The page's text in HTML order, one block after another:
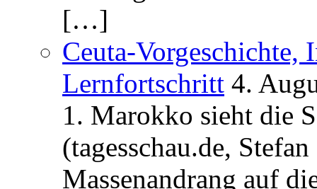
[…]
Ceuta-Vorgeschichte,
Lernfortschritt 4.
1. Marokko sieht die
(tagesschau.de,
Massenandrang auf